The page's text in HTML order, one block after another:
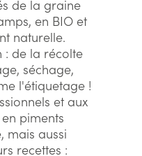
de la graine
en BIO et
naturelle.
: de la récolte
séchage,
l'étiquetage !
et aux
piments
mais aussi
recettes :